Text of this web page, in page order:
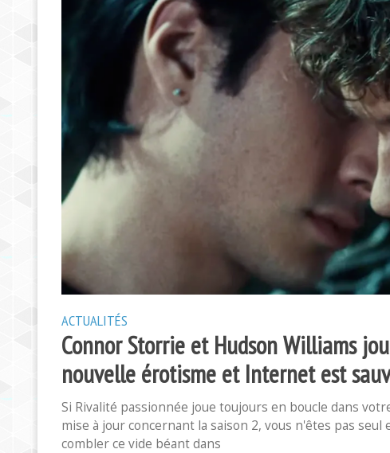
ACTUALITÉS
Connor Storrie et Hudson Williams
nouvelle érotisme et Internet est
Si Rivalité passionnée joue toujours en boucle dans
mise à jour concernant la saison 2, vous n'êtes pas
combler ce vide béant dans